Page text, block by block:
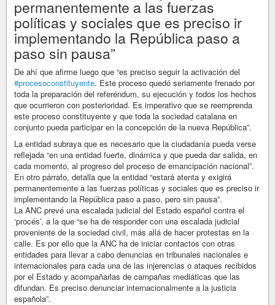
permanentemente a las fuerzas
políticas y sociales que es preciso ir
implementando la República paso a
paso sin pausa”
De ahí que afirme luego que “es preciso seguir la activación del
#procesoconstituyente. Este proceso quedó seriamente frenado por
toda la preparación del referéndum, su ejecución y todos los hechos
que ocurrieron con posterioridad. Es imperativo que se reemprenda
este proceso constituyente y que toda la sociedad catalana en
conjunto pueda participar en la concepción de la nueva República”.
La entidad subraya que es necesario que la ciudadanía pueda verse
reflejada “en una entidad fuerte, dinámica y que pueda dar salida, en
cada momento, al progreso del proceso de emancipación nacional”.
En otro párrafo, detalla que la entidad “estará atenta y exigirá
permanentemente a las fuerzas políticas y sociales que es preciso ir
implementando la República paso a paso, pero sin pausa”.
La ANC prevé una escalada judicial del Estado español contra el
‘procés’, a la que “se ha de responder con una escalada judicial
proveniente de la sociedad civil, más allá de hacer protestas en la
calle. Es por ello que la ANC ha de iniciar contactos con otras
entidades para llevar a cabo denuncias en tribunales nacionales e
internacionales para cada una de las injerencias o ataques recibidos
por el Estado y acompañarlas de campañas mediáticas que las
difundan. Es preciso denunciar internacionalmente a la justicia
española”.